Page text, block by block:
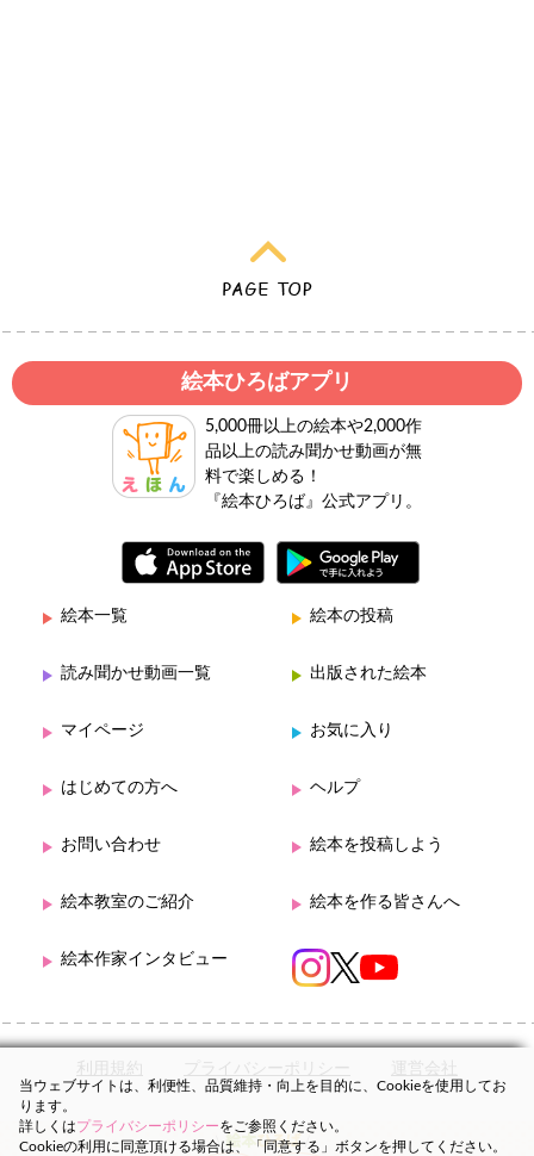
絵本ひろばアプリ
5,000冊以上の絵本や2,000作
品以上の読み聞かせ動画が無
料で楽しめる！
『絵本ひろば』公式アプリ。
絵本一覧 絵本の投稿
読み聞かせ動画一覧 出版された絵本
マイページ お気に入り
はじめての方へ ヘルプ
お問い合わせ 絵本を投稿しよう
絵本教室のご紹介 絵本を作る皆さんへ
絵本作家インタビュー
利用規約 プライバシーポリシー 運営会社
当ウェブサイトは、利便性、品質維持・向上を目的に、Cookieを使用してお
ります。
詳しくはプライバシーポリシーをご参照ください。
Cookieの利用に同意頂ける場合は、「同意する」ボタンを押してください。